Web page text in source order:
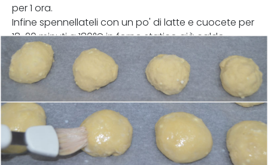
per 1 ora.
Infine spennellateli con un po' di latte e cuocete per
18-20 minuti a 180°C in forno statico già caldo.